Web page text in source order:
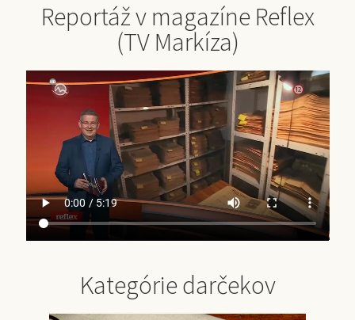
Reportáž v magazíne Reflex
(TV Markíza)
Kategórie darčekov